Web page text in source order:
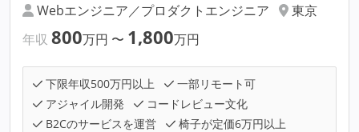
Webエンジニア／プロダクトエンジニア
東京
年収 800万円 〜 1,800万円
下限年収500万円以上
一部リモート可
アジャイル開発
コードレビュー文化
B2Cのサービスを運営
椅子が定価6万円以上